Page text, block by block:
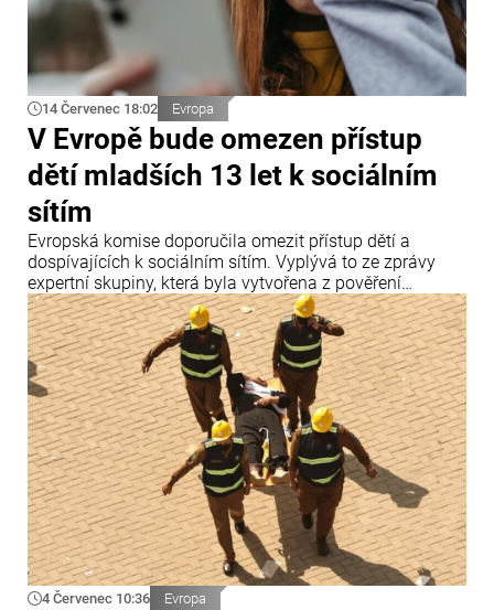
14 Červenec 18:02 Evropa
V Evropě bude omezen přístup
dětí mladších 13 let k sociálním
sítím
Evropská komise doporučila omezit přístup dětí a
dospívajících k sociálním sítím. Vyplývá to ze zprávy
expertní skupiny, která byla vytvořena z pověření
předsedkyně Evropské komise Ursuly von der Leyenové.
4 Červenec 10:36 Evropa